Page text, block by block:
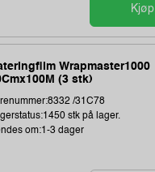
Kjøp
Wrapmaster1000
(3 stk)
/31C78
stk på lager.
om:1-3 dager